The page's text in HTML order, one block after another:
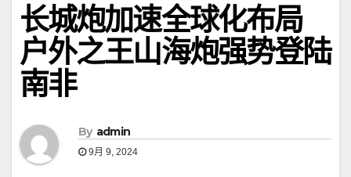
长城炮加速全球化布局
户外之王山海炮强势登陆
南非
By admin
9月 9, 2024